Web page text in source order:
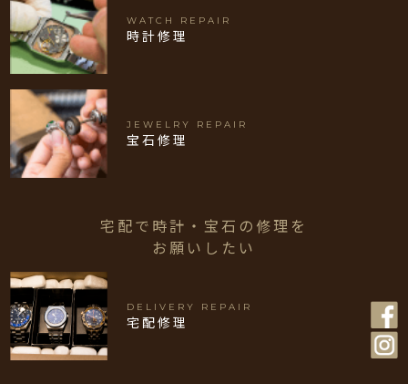
WATCH REPAIR
時計修理
JEWELRY REPAIR
宝石修理
宅配で時計・宝石の修理を
お願いしたい
DELIVERY REPAIR
宅配修理